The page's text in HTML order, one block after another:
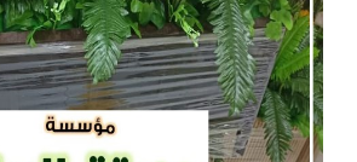
|
0560048269